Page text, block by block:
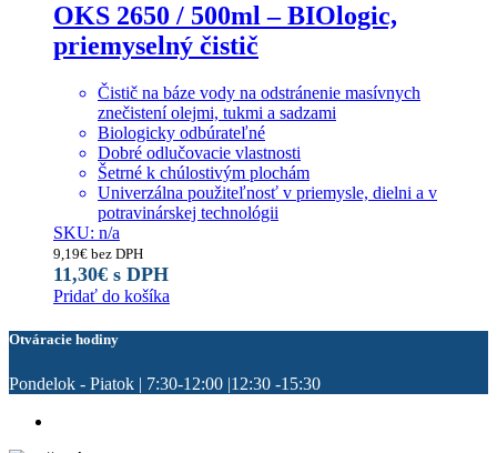
OKS 2650 / 500ml – BIOlogic,
priemyselný čistič
Čistič na báze vody na odstránenie masívnych
znečistení olejmi, tukmi a sadzami
Biologicky odbúrateľné
Dobré odlučovacie vlastnosti
Šetrné k chúlostivým plochám
Univerzálna použiteľnosť v priemysle, dielni a v
potravinárskej technológii
SKU: n/a
9,19€ bez DPH
11,30€ s DPH
Pridať do košíka
Otváracie hodiny
Pondelok - Piatok | 7:30-12:00 |12:30 -15:30